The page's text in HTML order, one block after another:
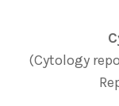
(Cytology